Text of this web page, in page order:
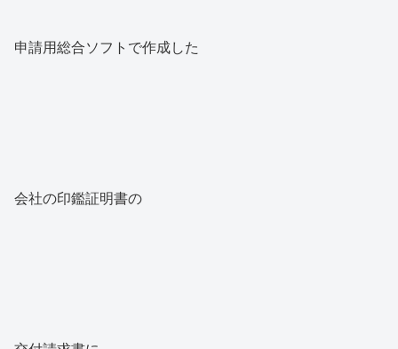
申請用総合ソフトで作成した
会社の印鑑証明書の